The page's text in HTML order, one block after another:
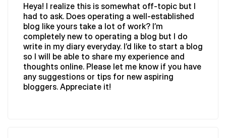
Heya! I realize this is somewhat off-topic but I
had to ask. Does operating a well-established
blog like yours take a lot of work? I’m
completely new to operating a blog but I do
write in my diary everyday. I’d like to start a blog
so I will be able to share my experience and
thoughts online. Please let me know if you have
any suggestions or tips for new aspiring
bloggers. Appreciate it!